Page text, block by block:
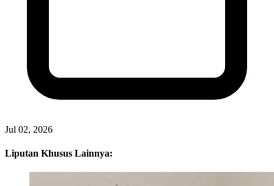
Jul 02, 2026
Liputan Khusus Lainnya: